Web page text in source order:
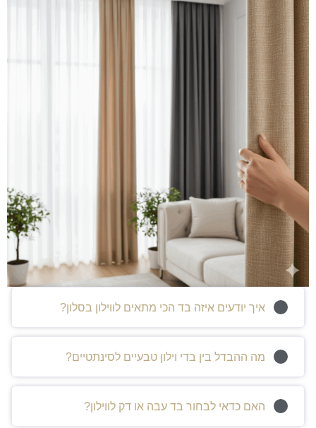
איך יודעים איזה בד הכי מתאים לווילון בסלון?
מה ההבדל בין בדי וילון טבעיים לסינתטיים?
האם כדאי לבחור בד עבה או דק לווילון?